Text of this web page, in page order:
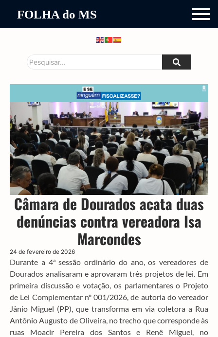
FOLHA do MS
Câmara de Dourados acata duas
denúncias contra vereadora Isa
Marcondes
24 de fevereiro de 2026
Durante a 4ª sessão ordinário do ano, os vereadores de
Dourados analisaram e aprovaram três projetos de lei. Em
primeira discussão e votação, os parlamentares o Projeto
de Lei Complementar nº 001/2026, de autoria do vereador
Jânio Miguel (PP), que transforma em via coletora a Rua
Antônio Augusto de Oliveira, no trecho que corresponde às
ruas Moacir Pereira dos Santos e Renê Miguel, no